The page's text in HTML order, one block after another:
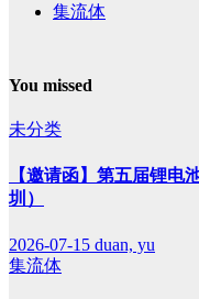
集流体
You missed
未分类
【邀请函】第五届锂电
圳）
2026-07-15 duan, yu
集流体